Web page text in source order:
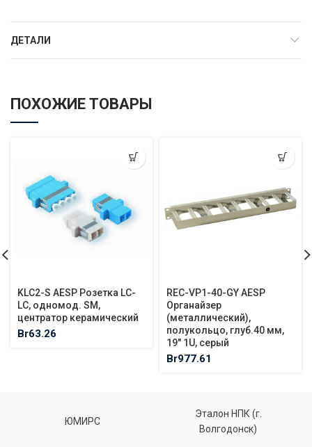
ДЕТАЛИ
ПОХОЖИЕ ТОВАРЫ
KLC2-S AESP Розетка LC-
LC, одномод. SМ,
центратор керамический
Br63.26
REC-VP1-40-GY AESP
Органайзер
(металлический),
полукольцо, глуб.40 мм,
19″ 1U, серый
Br977.61
ЮМИРС
Эталон НПК (г.
Волгодонск)